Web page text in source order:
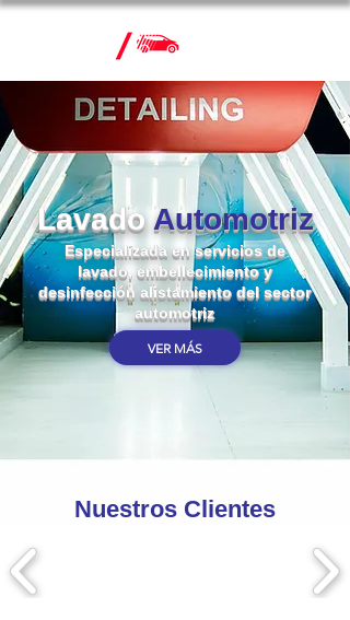
Lavado Automotriz
Especializada en servicios de
lavado, embellecimiento y
desinfección alistamiento del sector
automotriz
VER MÁS
Nuestros Clientes